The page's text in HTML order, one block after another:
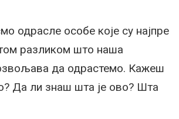
одрасле особе које су најпре
разликом што наша
да одрастемо. Кажеш
Да ли знаш шта је ово? Шта